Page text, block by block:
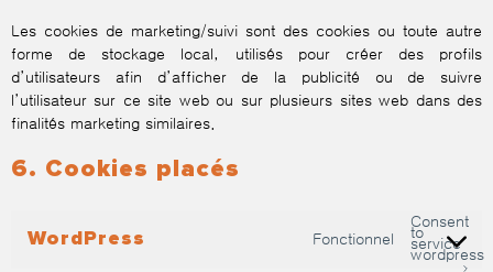
Les cookies de marketing/suivi sont des cookies ou toute autre
forme de stockage local, utilisés pour créer des profils
d’utilisateurs afin d’afficher de la publicité ou de suivre
l’utilisateur sur ce site web ou sur plusieurs sites web dans des
finalités marketing similaires.
6. Cookies placés
WordPress Fonctionnel
Consent
to
service
wordpress